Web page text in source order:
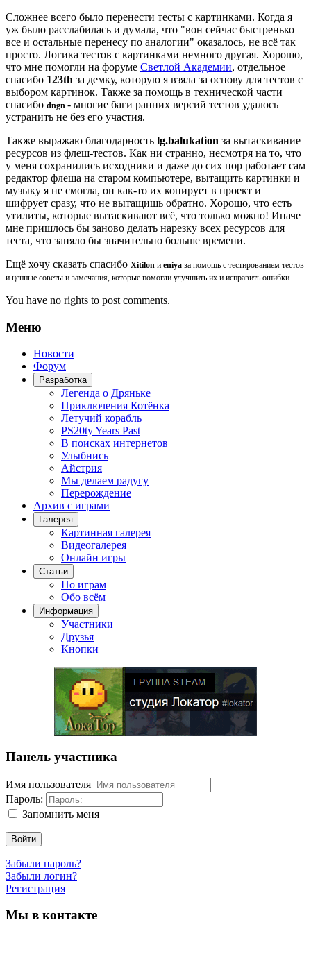
Сложнее всего было перенести тесты с картинками. Когда я
уж было расслабилась и думала, что "вон сейчас быстренько
все и остальные перенесу по аналогии" оказалось, не всё так
просто. Логика тестов с картинками немного другая. Хорошо,
что мне помогли на форуме Светлой Академии, отдельное
спасибо 123th за демку, которую я взяла за основу для тестов с
выбором картинок. Также за помощь в технической части
спасибо dngn - многие баги ранних версий тестов удалось
устранить не без его участия.
Также выражаю благодарность lg.balukation за вытаскивание
ресурсов из флеш-тестов. Как ни странно, несмотря на то, что
у меня сохранились исходники и даже до сих пор работает сам
редактор флеша на старом компьютере, вытащить картинки и
музыку я не смогла, он как-то их копирует в проект и
шифрует сразу, что не вытащишь обратно. Хорошо, что есть
утилиты, которые вытаскивают всё, что только можно! Иначе
мне пришлось бы заново делать нарезку всех ресурсов для
теста, что заняло бы значительно больше времени.
Ещё хочу сказать спасибо Xitilon и eniya за помощь с тестированием тестов
и ценные советы и замечания, которые помогли улучшить их и исправить ошибки.
You have no rights to post comments.
Меню
Новости
Форум
Разработка
Легенда о Дряньке
Приключения Котёнка
Летучий корабль
PS20ty Years Past
В поисках интернетов
Улыбнись
Айстрия
Мы делаем радугу
Перерождение
Архив с играми
Галерея
Картинная галерея
Видеогалерея
Онлайн игры
Статьи
По играм
Обо всём
Информация
Участники
Друзья
Кнопки
Панель участника
Имя пользователя
Пароль:
Запомнить меня
Войти
Забыли пароль?
Забыли логин?
Регистрация
Мы в контакте